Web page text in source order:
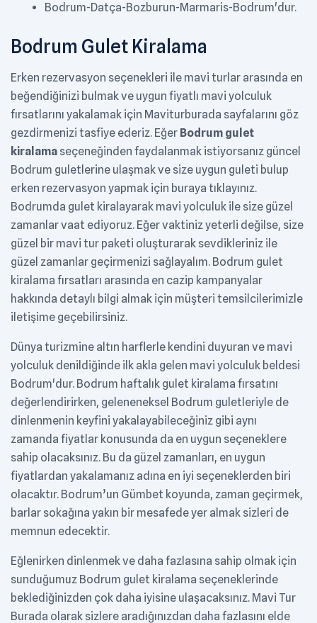
Bodrum-Datça-Bozburun-Marmaris-Bodrum'dur.
Bodrum Gulet Kiralama
Erken rezervasyon seçenekleri ile mavi turlar arasında en
beğendiğinizi bulmak ve uygun fiyatlı mavi yolculuk
fırsatlarını yakalamak için Maviturburada sayfalarını göz
gezdirmenizi tasfiye ederiz. Eğer Bodrum gulet
kiralama seçeneğinden faydalanmak istiyorsanız güncel
Bodrum guletlerine ulaşmak ve size uygun guleti bulup
erken rezervasyon yapmak için buraya tıklayınız.
Bodrumda gulet kiralayarak mavi yolculuk ile size güzel
zamanlar vaat ediyoruz. Eğer vaktiniz yeterli değilse, size
güzel bir mavi tur paketi oluşturarak sevdikleriniz ile
güzel zamanlar geçirmenizi sağlayalım. Bodrum gulet
kiralama fırsatları arasında en cazip kampanyalar
hakkında detaylı bilgi almak için müşteri temsilcilerimizle
iletişime geçebilirsiniz.
Dünya turizmine altın harflerle kendini duyuran ve mavi
yolculuk denildiğinde ilk akla gelen mavi yolculuk beldesi
Bodrum'dur. Bodrum haftalık gulet kiralama fırsatını
değerlendirirken, geleneneksel Bodrum guletleriyle de
dinlenmenin keyfini yakalayabileceğiniz gibi aynı
zamanda fiyatlar konusunda da en uygun seçeneklere
sahip olacaksınız. Bu da güzel zamanları, en uygun
fiyatlardan yakalamanız adına en iyi seçeneklerden biri
olacaktır. Bodrum’un Gümbet koyunda, zaman geçirmek,
barlar sokağına yakın bir mesafede yer almak sizleri de
memnun edecektir.
Eğlenirken dinlenmek ve daha fazlasına sahip olmak için
sunduğumuz Bodrum gulet kiralama seçeneklerinde
beklediğinizden çok daha iyisine ulaşacaksınız. Mavi Tur
Burada olarak sizlere aradığınızdan daha fazlasını elde